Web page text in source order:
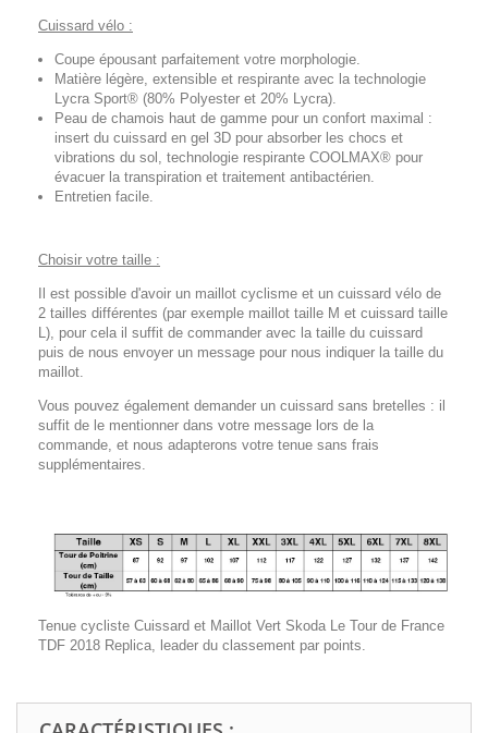
Cuissard vélo :
Coupe épousant parfaitement votre morphologie.
Matière légère, extensible et respirante avec la technologie
Lycra Sport® (80% Polyester et 20% Lycra).
Peau de chamois haut de gamme pour un confort maximal :
insert du cuissard en gel 3D pour absorber les chocs et
vibrations du sol, technologie respirante COOLMAX® pour
évacuer la transpiration et traitement antibactérien.
Entretien facile.
Choisir votre taille :
Il est possible d'avoir un maillot cyclisme et un cuissard vélo de
2 tailles différentes (par exemple maillot taille M et cuissard taille
L), pour cela il suffit de commander avec la taille du cuissard
puis de nous envoyer un message pour nous indiquer la taille du
maillot.
Vous pouvez également demander un cuissard sans bretelles : il
suffit de le mentionner dans votre message lors de la
commande, et nous adapterons votre tenue sans frais
supplémentaires.
Tenue cycliste Cuissard et Maillot Vert Skoda Le Tour de France
TDF 2018 Replica, leader du classement par points.